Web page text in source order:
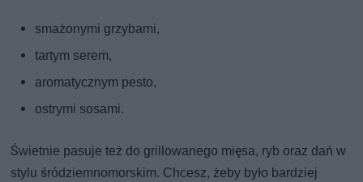
smażonymi grzybami,
tartym serem,
aromatycznym pesto,
ostrymi sosami.
Świetnie pasuje też do grillowanego mięsa, ryb oraz dań w
stylu śródziemnomorskim. Chcesz, żeby było bardziej